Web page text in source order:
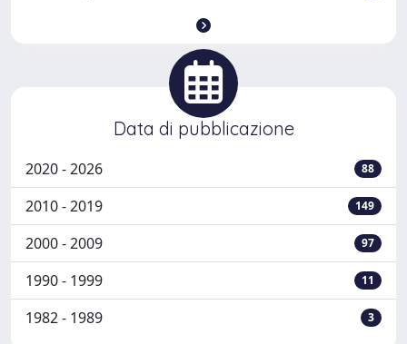
Data di pubblicazione
2020 - 2026 88
2010 - 2019 149
2000 - 2009 97
1990 - 1999 11
1982 - 1989 3